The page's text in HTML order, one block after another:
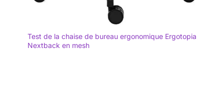
Test de la chaise de bureau ergonomique Ergotopia
Nextback en mesh